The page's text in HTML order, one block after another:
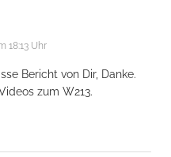
18:13 Uhr
Bericht von Dir, Danke.
zum W213.